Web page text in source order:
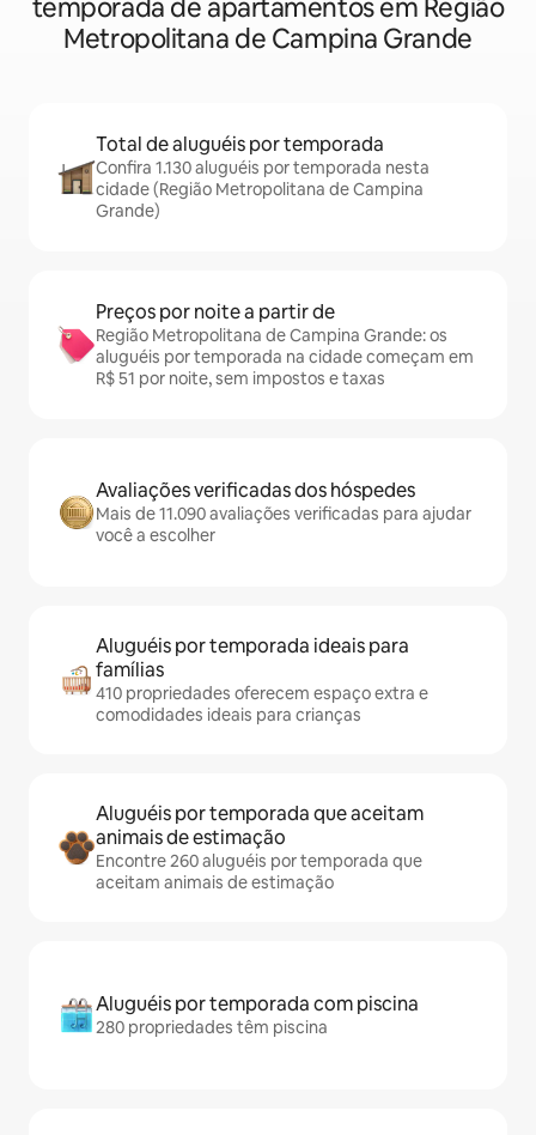
temporada de apartamentos em Região
Metropolitana de Campina Grande
Total de aluguéis por temporada
Confira 1.130 aluguéis por temporada nesta
cidade (Região Metropolitana de Campina
Grande)
Preços por noite a partir de
Região Metropolitana de Campina Grande: os
aluguéis por temporada na cidade começam em
R$ 51 por noite, sem impostos e taxas
Avaliações verificadas dos hóspedes
Mais de 11.090 avaliações verificadas para ajudar
você a escolher
Aluguéis por temporada ideais para
famílias
410 propriedades oferecem espaço extra e
comodidades ideais para crianças
Aluguéis por temporada que aceitam
animais de estimação
Encontre 260 aluguéis por temporada que
aceitam animais de estimação
Aluguéis por temporada com piscina
280 propriedades têm piscina